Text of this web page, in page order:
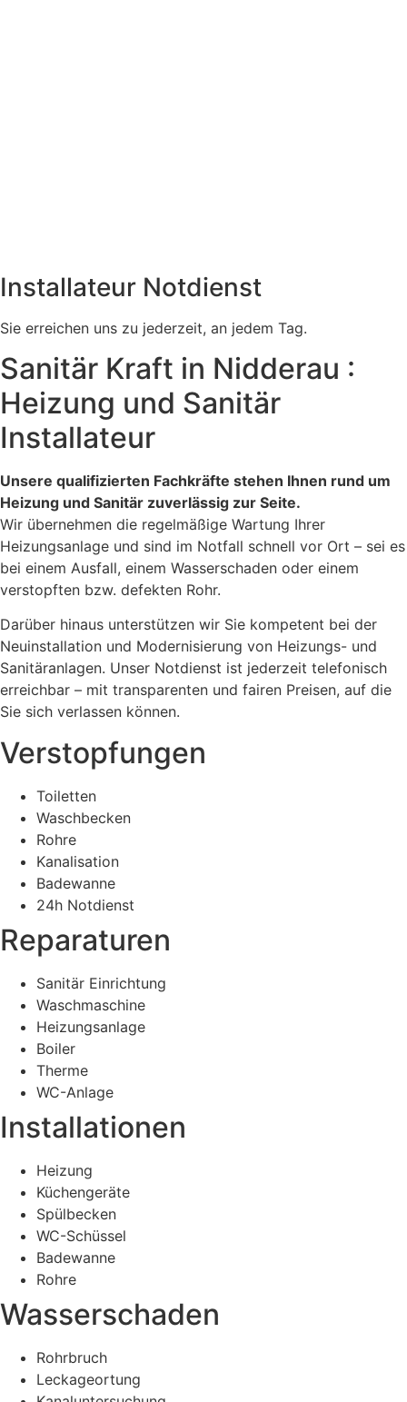
Installateur Notdienst
Sie erreichen uns zu jederzeit, an jedem Tag.
Sanitär Kraft in Nidderau :
Heizung und Sanitär
Installateur
Unsere qualifizierten Fachkräfte stehen Ihnen rund um
Heizung und Sanitär zuverlässig zur Seite.
Wir übernehmen die regelmäßige Wartung Ihrer
Heizungsanlage und sind im Notfall schnell vor Ort – sei es
bei einem Ausfall, einem Wasserschaden oder einem
verstopften bzw. defekten Rohr.
Darüber hinaus unterstützen wir Sie kompetent bei der
Neuinstallation und Modernisierung von Heizungs- und
Sanitäranlagen. Unser Notdienst ist jederzeit telefonisch
erreichbar – mit transparenten und fairen Preisen, auf die
Sie sich verlassen können.
Verstopfungen
Toiletten
Waschbecken
Rohre
Kanalisation
Badewanne
24h Notdienst
Reparaturen
Sanitär Einrichtung
Waschmaschine
Heizungsanlage
Boiler
Therme
WC-Anlage
Installationen
Heizung
Küchengeräte
Spülbecken
WC-Schüssel
Badewanne
Rohre
Wasserschaden
Rohrbruch
Leckageortung